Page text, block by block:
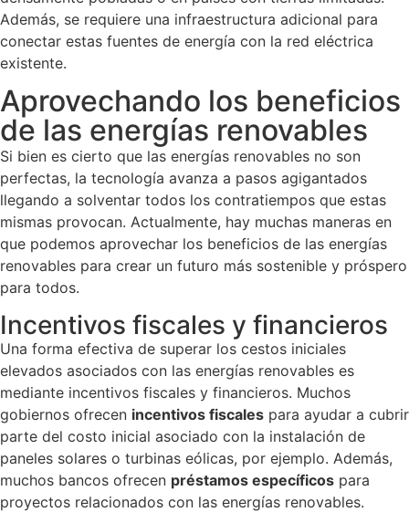
Además, se requiere una infraestructura adicional para
conectar estas fuentes de energía con la red eléctrica
existente.
Aprovechando los beneficios
de las energías renovables
Si bien es cierto que las energías renovables no son
perfectas, la tecnología avanza a pasos agigantados
llegando a solventar todos los contratiempos que estas
mismas provocan. Actualmente, hay muchas maneras en
que podemos aprovechar los beneficios de las energías
renovables para crear un futuro más sostenible y próspero
para todos.
Incentivos fiscales y financieros
Una forma efectiva de superar los cestos iniciales
elevados asociados con las energías renovables es
mediante incentivos fiscales y financieros. Muchos
gobiernos ofrecen incentivos fiscales para ayudar a cubrir
parte del costo inicial asociado con la instalación de
paneles solares o turbinas eólicas, por ejemplo. Además,
muchos bancos ofrecen préstamos específicos para
proyectos relacionados con las energías renovables.